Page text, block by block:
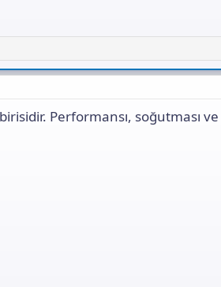
Performansı, soğutması